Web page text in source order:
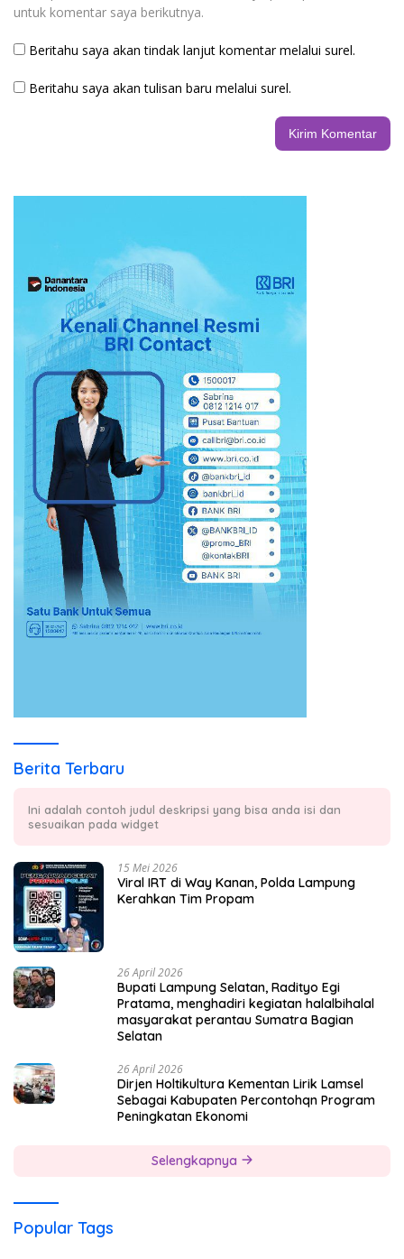
untuk komentar saya berikutnya.
Beritahu saya akan tindak lanjut komentar melalui surel.
Beritahu saya akan tulisan baru melalui surel.
Berita Terbaru
Ini adalah contoh judul deskripsi yang bisa anda isi dan
sesuaikan pada widget
15 Mei 2026
Viral IRT di Way Kanan, Polda Lampung
Kerahkan Tim Propam
26 April 2026
Bupati Lampung Selatan, Radityo Egi
Pratama, menghadiri kegiatan halalbihalal
masyarakat perantau Sumatra Bagian
Selatan
26 April 2026
Dirjen Holtikultura Kementan Lirik Lamsel
Sebagai Kabupaten Percontohqn Program
Peningkatan Ekonomi
Selengkapnya
Popular Tags